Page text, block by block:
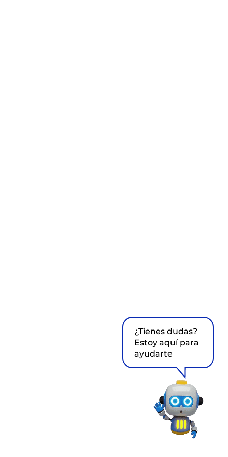
¿Tienes dudas?
Estoy aquí para
ayudarte